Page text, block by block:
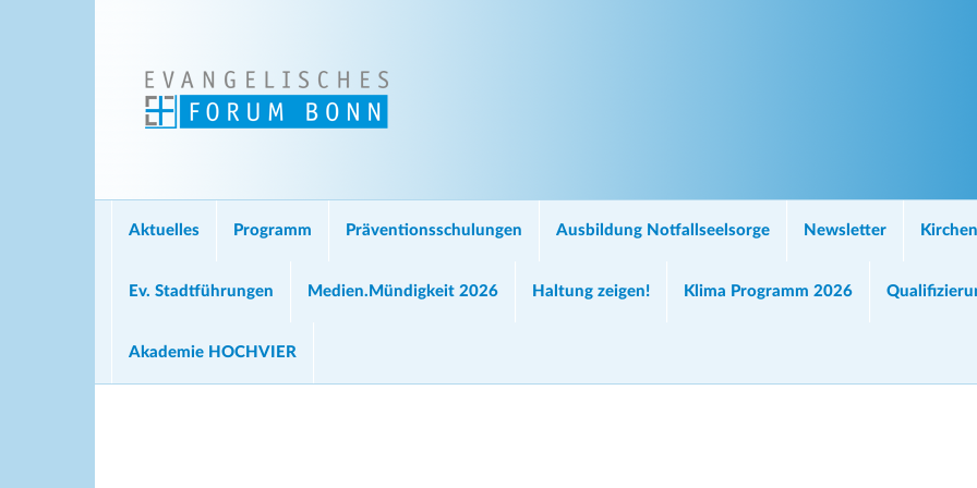
Aktuelles Programm Präventionsschulungen Ausbildung Notfallseelsorge Newsletter
Ev. Stadtführungen Medien.Mündigkeit 2026 Haltung zeigen! Klima Programm 2026
Akademie HOCHVIER